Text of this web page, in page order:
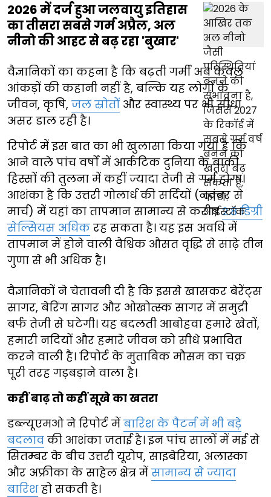
2026 में दर्ज हुआ जलवायु इतिहास
का तीसरा सबसे गर्म अप्रैल, अल
नीनो की आहट से बढ़ रहा 'बुखार'
वैज्ञानिकों का कहना है कि बढ़ती गर्मी अब केवल
आंकड़ों की कहानी नहीं है, बल्कि यह लोगों के
जीवन, कृषि, जल स्रोतों और स्वास्थ्य पर भी सीधा
असर डाल रही है।
रिपोर्ट में इस बात का भी खुलासा किया गया है कि
आने वाले पांच वर्षों में आर्कटिक दुनिया के बाकी
हिस्सों की तुलना में कहीं ज्यादा तेजी से गर्म होगा।
आशंका है कि उत्तरी गोलार्ध की सर्दियों (नवंबर से
मार्च) में यहां का तापमान सामान्य से करीब2.8 डिग्री
सेल्सियस अधिक रह सकता है। यह इस अवधि में
तापमान में होने वाली वैश्विक औसत वृद्धि से साढ़े तीन
गुणा से भी अधिक है।
वैज्ञानिकों ने चेतावनी दी है कि इससे खासकर बेरेंट्स
सागर, बेरिंग सागर और ओखोत्स्क सागर में समुद्री
बर्फ तेजी से घटेगी। यह बदलती आबोहवा हमारे खेतों,
हमारी नदियों और हमारे जीवन को सीधे प्रभावित
करने वाली है। रिपोर्ट के मुताबिक मौसम का चक्र
पूरी तरह गड़बड़ाने वाला है।
कहीं बाढ़ तो कहीं सूखे का खतरा
डब्ल्यूएमओ ने रिपोर्ट में बारिश के पैटर्न में भी बड़े
बदलाव की आशंका जताई है। इन पांच सालों में मई से
सितम्बर के बीच उत्तरी यूरोप, साइबेरिया, अलास्का
और अफ्रीका के साहेल क्षेत्र में सामान्य से ज्यादा
बारिशहो सकती है।